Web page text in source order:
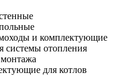
и комплектующие
системы отопления
для котлов